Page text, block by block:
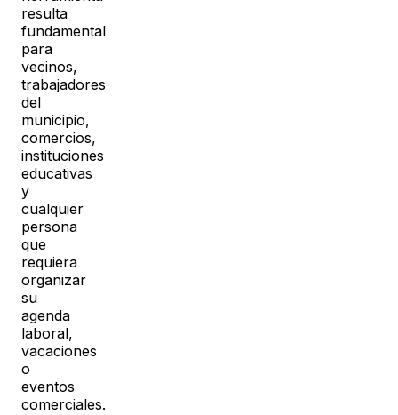
resulta
fundamental
para
vecinos,
trabajadores
del
municipio,
comercios,
instituciones
educativas
y
cualquier
persona
que
requiera
organizar
su
agenda
laboral,
vacaciones
o
eventos
comerciales.